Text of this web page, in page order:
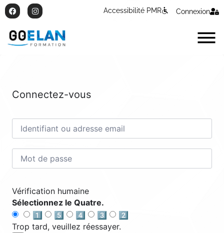
Accessibilité PMR Connexion
Connectez-vous
Vérification humaine
Sélectionnez le Quatre.
1️⃣
5️⃣ 4️⃣ 3️⃣
2️⃣
Trop tard, veuillez réessayer.